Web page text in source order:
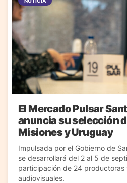
El Mercado Pulsar
anuncia su selección
Misiones y Uruguay
Impulsada por el Gobierno de
se desarrollará del 2 al 5 de
participación de 24
audiovisuales.